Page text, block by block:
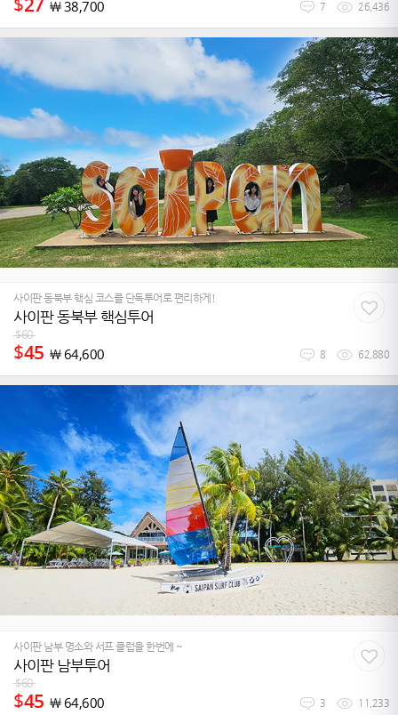
￦38,700 7 26,436
사이판 동북부 핵심 코스를 단독투어로 편리하게!
사이판 동북부 핵심투어
$60
$45 ￦64,600 8 62,880
사이판 남부 명소와 서프 클럽을 한번에 ~
사이판 남부투어
$60
$45 ￦64,600 3 11,233